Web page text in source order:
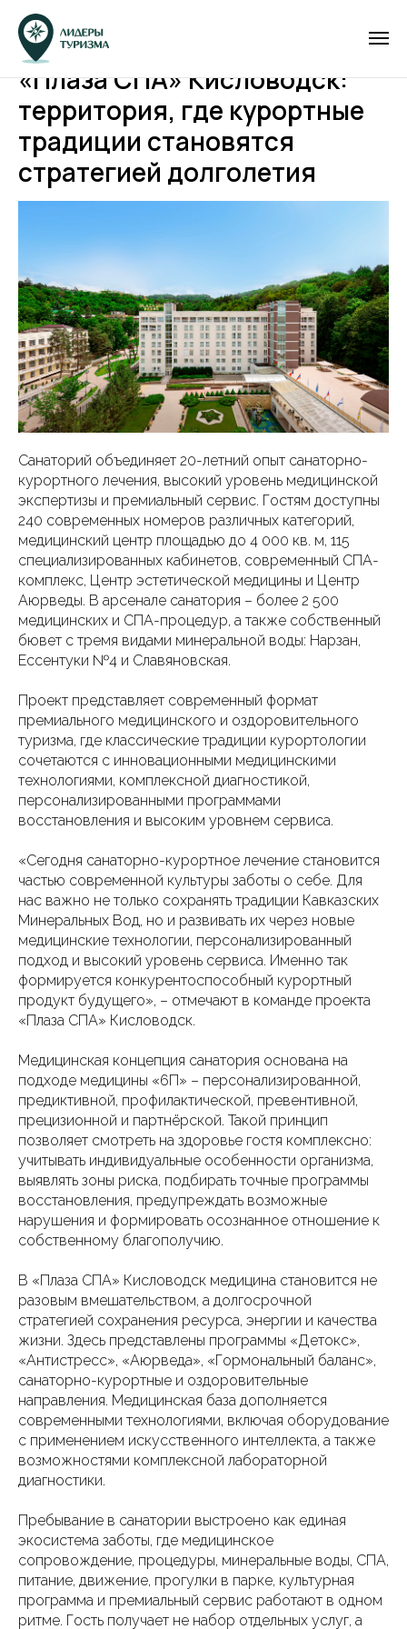
«Плаза СПА» Кисловодск:
территория, где курортные
традиции становятся
стратегией долголетия
Санаторий объединяет 20-летний опыт санаторно-
курортного лечения, высокий уровень медицинской
экспертизы и премиальный сервис. Гостям доступны
240 современных номеров различных категорий,
медицинский центр площадью до 4 000 кв. м, 115
специализированных кабинетов, современный СПА-
комплекс, Центр эстетической медицины и Центр
Аюрведы. В арсенале санатория – более 2 500
медицинских и СПА-процедур, а также собственный
бювет с тремя видами минеральной воды: Нарзан,
Ессентуки №4 и Славяновская.
Проект представляет современный формат
премиального медицинского и оздоровительного
туризма, где классические традиции курортологии
сочетаются с инновационными медицинскими
технологиями, комплексной диагностикой,
персонализированными программами
восстановления и высоким уровнем сервиса.
«Сегодня санаторно-курортное лечение становится
частью современной культуры заботы о себе. Для
нас важно не только сохранять традиции Кавказских
Минеральных Вод, но и развивать их через новые
медицинские технологии, персонализированный
подход и высокий уровень сервиса. Именно так
формируется конкурентоспособный курортный
продукт будущего», – отмечают в команде проекта
«Плаза СПА» Кисловодск.
Медицинская концепция санатория основана на
подходе медицины «6П» – персонализированной,
предиктивной, профилактической, превентивной,
прецизионной и партнёрской. Такой принцип
позволяет смотреть на здоровье гостя комплексно:
учитывать индивидуальные особенности организма,
выявлять зоны риска, подбирать точные программы
восстановления, предупреждать возможные
нарушения и формировать осознанное отношение к
собственному благополучию.
В «Плаза СПА» Кисловодск медицина становится не
разовым вмешательством, а долгосрочной
стратегией сохранения ресурса, энергии и качества
жизни. Здесь представлены программы «Детокс»,
«Антистресс», «Аюрведа», «Гормональный баланс»,
санаторно-курортные и оздоровительные
направления. Медицинская база дополняется
современными технологиями, включая оборудование
с применением искусственного интеллекта, а также
возможностями комплексной лабораторной
диагностики.
Пребывание в санатории выстроено как единая
экосистема заботы, где медицинское
сопровождение, процедуры, минеральные воды, СПА,
питание, движение, прогулки в парке, культурная
программа и премиальный сервис работают в одном
ритме. Гость получает не набор отдельных услуг, а